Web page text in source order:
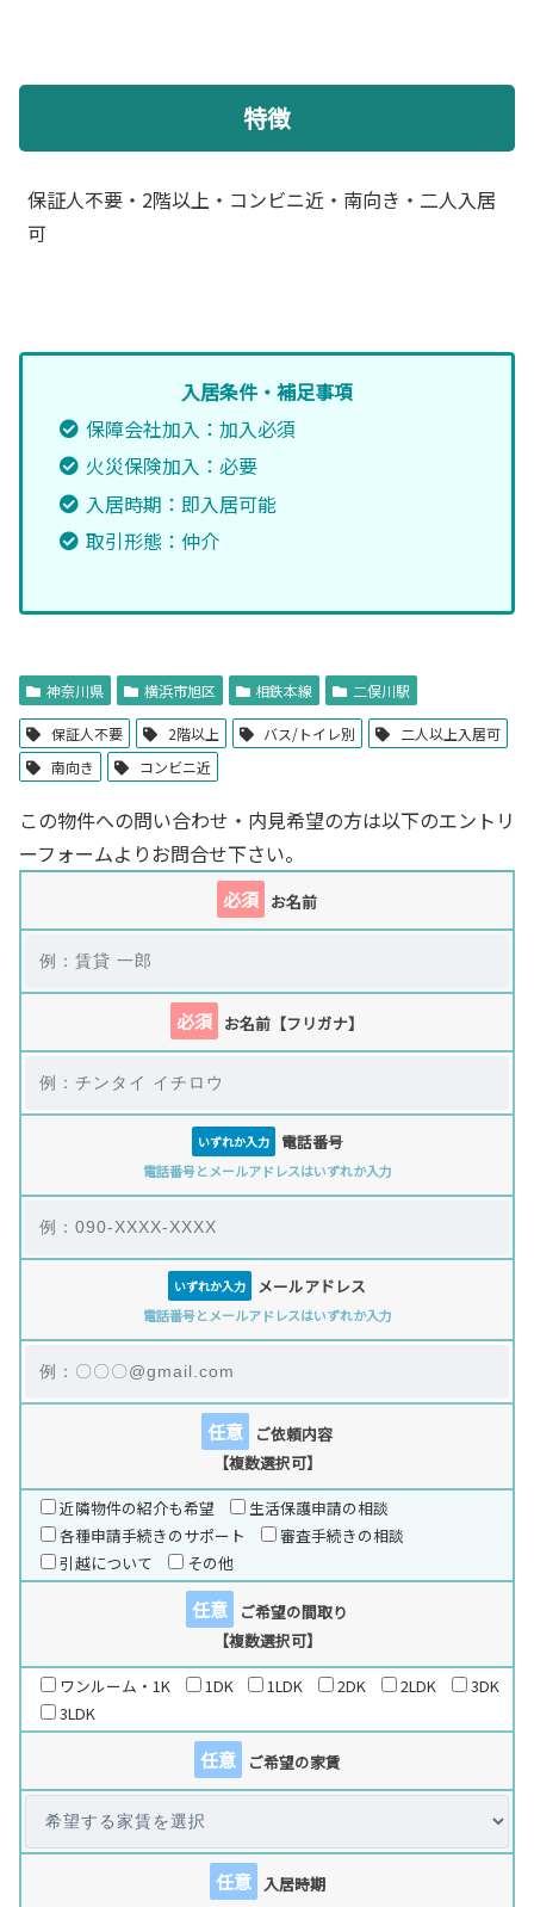
特徴
保証人不要・2階以上・コンビニ近・南向き・二人入居
可
入居条件・補足事項
保障会社加入：加入必須
火災保険加入：必要
入居時期：即入居可能
取引形態：仲介
神奈川県 横浜市旭区 相鉄本線 二俣川駅
保証人不要 2階以上 バス/トイレ別
二人以上入居可
南向き
コンビニ近
この物件への問い合わせ・内見希望の方は以下のエントリ
ーフォームよりお問合せ下さい。
必須 お名前
必須 お名前【フリガナ】
いずれか入力 電話番号
電話番号とメールアドレスはいずれか入力
いずれか入力 メールアドレス
電話番号とメールアドレスはいずれか入力
任意
ご依頼内容
【複数選択可】
近隣物件の紹介も希望
生活保護申請の相談
各種申請手続きのサポート
審査手続きの相談
引越について
その他
任意
ご希望の間取り
【複数選択可】
ワンルーム・1K
1DK 1LDK 2DK 2LDK
3DK
3LDK
任意 ご希望の家賃
任意 入居時期